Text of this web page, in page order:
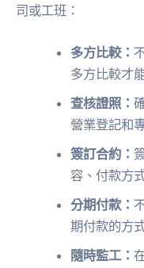
司或工班：
多方比較：
多方比較才
查核證照：
營業登記和
簽訂合約：
容、付款方
分期付款：
期付款的方
隨時監工：